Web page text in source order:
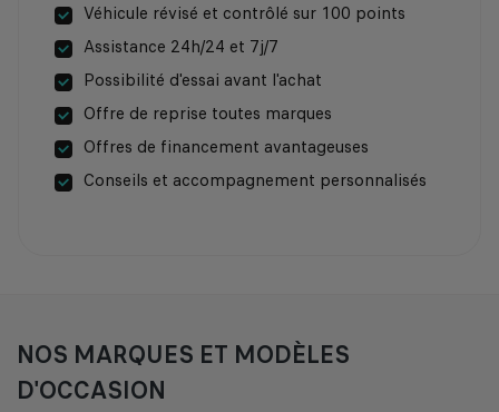
Véhicule révisé et contrôlé sur 100 points
Assistance 24h/24 et 7j/7
Possibilité d'essai avant l'achat
Offre de reprise toutes marques
Offres de financement avantageuses
Conseils et accompagnement personnalisés
NOS MARQUES ET MODÈLES
D'OCCASION